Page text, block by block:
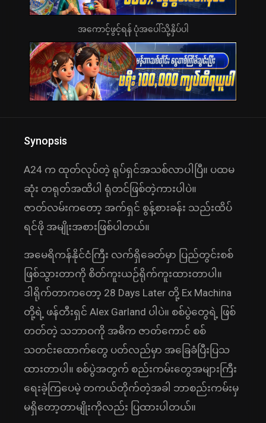
အကောင့်ဖွင့်ရန် ပုံအပေါ်သို့နှိပ်ပါ
Synopsis
A24 က ထုတ်လုပ်တဲ့ ရုပ်ရှင်အသစ်လာပါပြီ။ ပထမ
ဆုံး တရုတ်အထိပါ ရုံတင်ဖြစ်တဲ့ကားပါပဲ။
ဇာတ်လမ်းကတော့ အက်ရှင် စွန့်စားခန်း သည်းထိပ်
ရင်ဖို အမျိုးအစားဖြစ်ပါတယ်။
အမေရိကန်နိုင်ငံကြီး လက်ရှိခေတ်မှာ ပြည်တွင်းစစ်
ဖြစ်သွားတာကို စိတ်ကူးယဉ်ရိုက်ကူးထားတာပါ။
ဒါရိုက်တာကတော့ 28 Days Later တို့ Ex Machina
တို့ရဲ့ ဖန်တီးရှင် Alex Garland ပါပဲ။ စစ်ပွဲတွေရဲ့ ဖြစ်
တတ်တဲ့ သဘာဝကို အဓိက ဇာတ်ကောင် စစ်
သတင်းထောက်တွေ ပတ်လည်မှာ အခြေခံပြီးပြသ
ထားတာပါ။ စစ်ပွဲအတွက် စည်းကမ်းတွေအများကြီး
ရေးခဲ့ကြပေမဲ့ တကယ်တိုက်တဲ့အခါ ဘာစည်းကမ်းမှ
မရှိတော့တာမျိုးကိုလည်း ပြထားပါတယ်။